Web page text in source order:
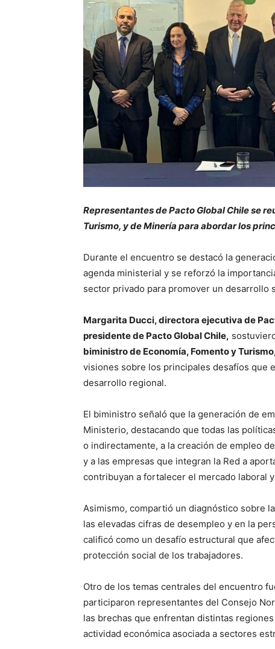
Representantes de Pacto Global Chile se
Turismo, y de Minería para abordar los
Durante el encuentro se destacó la
agenda ministerial y se reforzó la
sector privado para promover un desarrollo
Margarita Ducci, directora ejecutiva de
presidente de Pacto Global Chile,
biministro de Economía, Fomento y
visiones sobre los principales desafíos que
desarrollo regional.
El biministro señaló que la generación de
Ministerio, destacando que todas las
o indirectamente, a la creación de empleo
y a las empresas que integran la Red a
contribuyan a fortalecer el mercado laboral
Asimismo, compartió un diagnóstico sobre
las elevadas cifras de desempleo y en la
calificó como un desafío estructural que
protección social de los trabajadores.
Otro de los temas centrales del encuentro
participaron representantes del Consejo
las brechas que enfrentan distintas
actividad económica asociada a sectores